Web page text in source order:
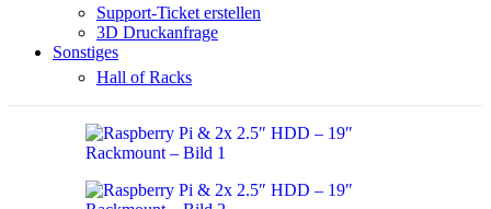
Support-Ticket erstellen
3D Druckanfrage
Sonstiges
Hall of Racks